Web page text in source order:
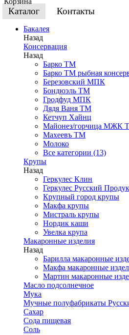
Каталог Контакты
Бакалея
Назад
Консервация
Назад
Барко ТМ
Барко ТМ рыбная
Березовский МПК
Бондюэль ТМ
Гродфуд МПК
Дядя Ваня ТМ
Кетчуп Хайнц
Майонез/горчица МЖК
Махеевъ ТМ
Молоко
Все категории (13)
Крупы
Назад
Геркулес Клин
Геркулес Русский
Крупный город крупы
Макфа крупы
Мистраль крупы
Нордик каши
Увелка крупа
Макаронные изделия
Назад
Барилла макаронные
Макфа макаронные
Мартин макаронные
Масло подсолнечное
Мука
Мучные полуфабрикаты
Сахар
Сода пищевая
Соль